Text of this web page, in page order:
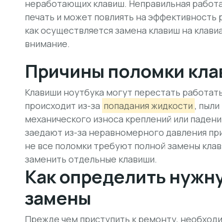
неработающих клавиш. Неправильная
печать и может повлиять на
как осуществляется замена клавиш на
внимание.
Причины поломки
Клавиши ноутбука могут перестать
происходит из-за попадания жидкости ,
механического износа креплений или
заедают из-за неравномерного давления
не все поломки требуют полной замены
заменить отдельные клавиши.
Как определить
замены
Прежде чем приступить к ремонту,